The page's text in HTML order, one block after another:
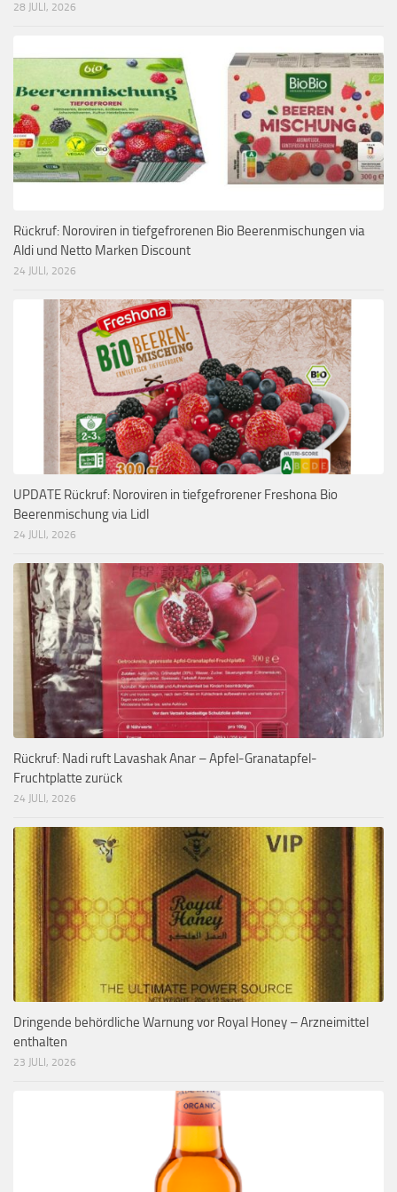
28 JULI, 2026
Rückruf: Noroviren in tiefgefrorenen Bio Beerenmischungen via
Aldi und Netto Marken Discount
24 JULI, 2026
UPDATE Rückruf: Noroviren in tiefgefrorener Freshona Bio
Beerenmischung via Lidl
24 JULI, 2026
Rückruf: Nadi ruft Lavashak Anar – Apfel-Granatapfel-
Fruchtplatte zurück
24 JULI, 2026
Dringende behördliche Warnung vor Royal Honey – Arzneimittel
enthalten
23 JULI, 2026